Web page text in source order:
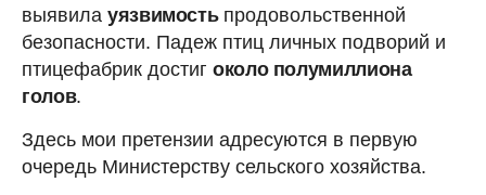
выявила уязвимость продовольственной
безопасности. Падеж птиц личных подворий и
птицефабрик достиг около полумиллиона
голов.
Здесь мои претензии адресуются в первую
очередь Министерству сельского хозяйства.